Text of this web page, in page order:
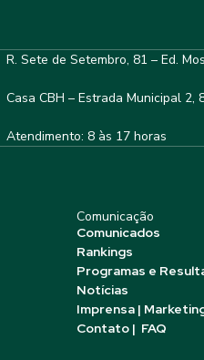
R. Sete de Setembro, 81 – Ed.
Casa CBH – Estrada Municipal 2,
Atendimento: 8 às 17 horas
Comunicação
Comunicados
Rankings
Programas e
Notícias
Imprensa |
Contato | FAQ